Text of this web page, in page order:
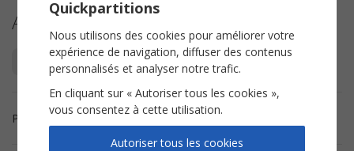
Autres arrangements
Piano Chant Instruments Solistes Chorale SA
Partition chorale SA Tout le bonheur du monde de Sinsemilia.
Quickpartitions
Nous utilisons des cookies pour améliorer votre
expérience de navigation, diffuser des contenus
personnalisés et analyser notre trafic.
En cliquant sur « Autoriser tous les cookies »,
vous consentez à cette utilisation.
Autoriser tous les cookies